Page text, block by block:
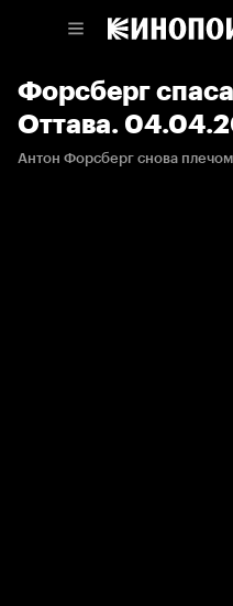
Форсберг
Оттава.
Антон Форсберг снова